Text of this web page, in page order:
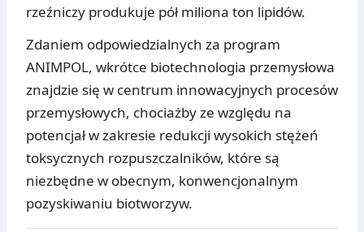
rzeźniczy produkuje pół miliona ton lipidów.
Zdaniem odpowiedzialnych za program
ANIMPOL, wkrótce biotechnologia przemysłowa
znajdzie się w centrum innowacyjnych procesów
przemysłowych, chociażby ze względu na
potencjał w zakresie redukcji wysokich stężeń
toksycznych rozpuszczalników, które są
niezbędne w obecnym, konwencjonalnym
pozyskiwaniu biotworzyw.